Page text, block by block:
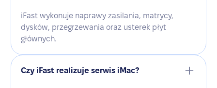
iFast wykonuje naprawy zasilania, matrycy,
dysków, przegrzewania oraz usterek płyt
głównych.
Czy iFast realizuje serwis iMac?